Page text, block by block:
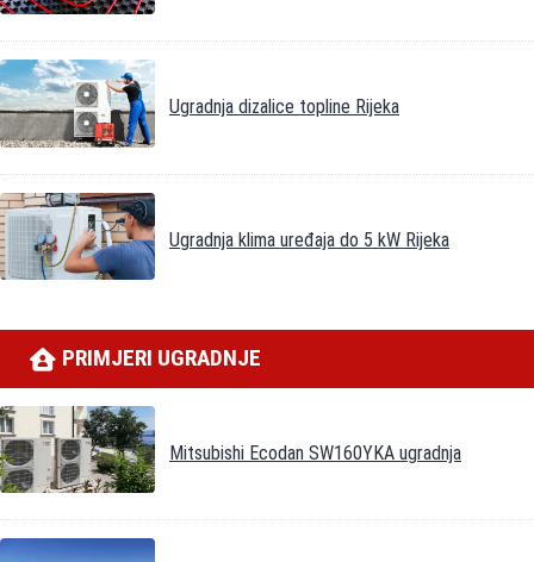
Ugradnja dizalice topline Rijeka
Ugradnja klima uređaja do 5 kW Rijeka
PRIMJERI UGRADNJE
Mitsubishi Ecodan SW160YKA ugradnja